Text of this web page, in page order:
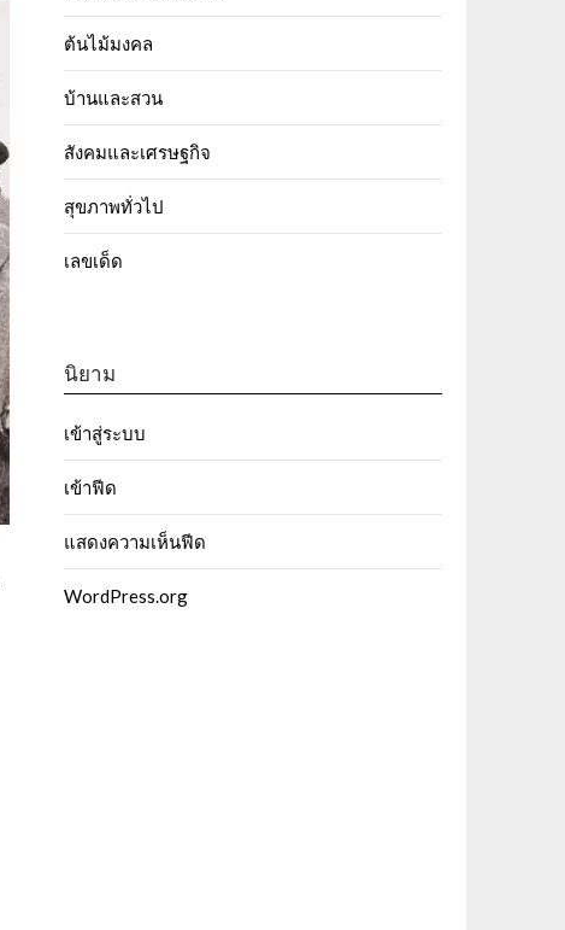
ต้นไม้มงคล
บ้านและสวน
สังคมและเศรษฐกิจ
สุขภาพทั่วไป
เลขเด็ด
นิยาม
เข้าสู่ระบบ
เข้าฟีด
แสดงความเห็นฟีด
WordPress.org